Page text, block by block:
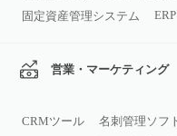
固定資産管理システム
ERP
営業・マーケティング
CRMツール 名刺管理ソフ